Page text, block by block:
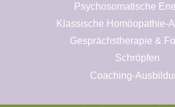
Psychosomatische
Klassische Homöopathie-
Gesprächstherapie &
Schröpfen
Coaching-